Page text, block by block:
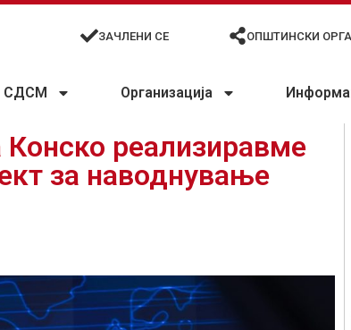
ЗАЧЛЕНИ СЕ ОПШТИНСКИ
СДСМ Организација
реализиравме
за наводнување